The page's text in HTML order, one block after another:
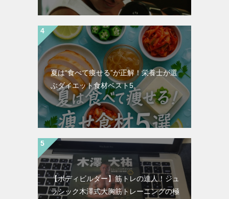
夏は“食べて痩せる”が正解！栄養士が選
ぶダイエット食材ベスト5
【ボディビルダー】筋トレの達人！ジュ
ラシック木澤式大胸筋トレーニングの極